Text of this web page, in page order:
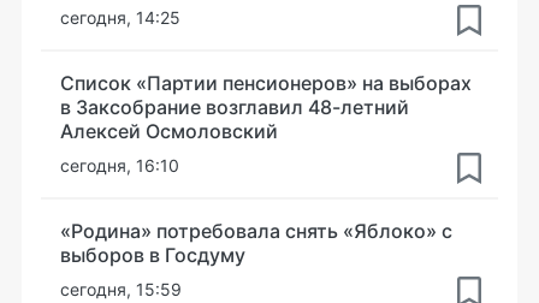
сегодня, 14:25
Список «Партии пенсионеров» на выборах
в Заксобрание возглавил 48-летний
Алексей Осмоловский
сегодня, 16:10
«Родина» потребовала снять «Яблоко» с
выборов в Госдуму
сегодня, 15:59